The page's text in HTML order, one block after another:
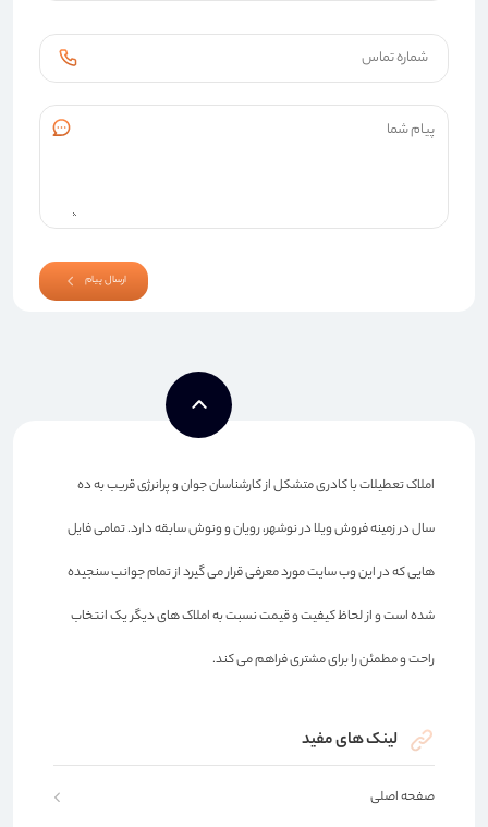
ارسال پیام
املاک تعطیلات با کادری متشکل از کارشناسان جوان و پرانرژی قریب به ده
سال در زمینه فروش ویلا در نوشهر، رویان و ونوش سابقه دارد. تمامی فایل
هایی که در این وب سایت مورد معرفی قرار می گیرد از تمام جوانب سنجیده
شده است و از لحاظ کیفیت و قیمت نسبت به املاک های دیگر یک انتخاب
راحت و مطمئن را برای مشتری فراهم می کند.
لینک های مفید
صفحه اصلی